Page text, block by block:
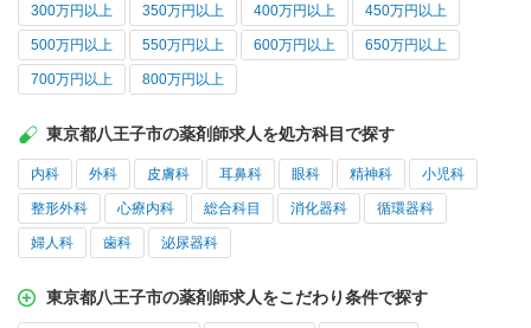
300万円以上 350万円以上 400万円以上 450万円以上
500万円以上 550万円以上 600万円以上 650万円以上
700万円以上 800万円以上
東京都八王子市の薬剤師求人を処方科目で探す
内科 外科 皮膚科 耳鼻科 眼科 精神科 小児科
整形外科 心療内科 総合科目 消化器科 循環器科
婦人科 歯科 泌尿器科
東京都八王子市の薬剤師求人をこだわり条件で探す